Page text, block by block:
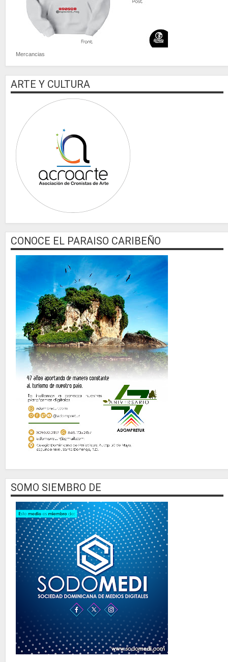
Mercancias
ARTE Y CULTURA
CONOCE EL PARAISO CARIBEÑO
SOMO SIEMBRO DE